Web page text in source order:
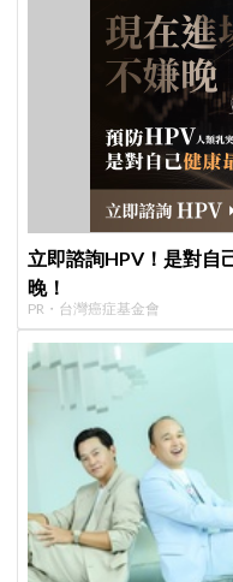
立即諮詢HPV！是對自
晚！
PR・台灣癌症基金會